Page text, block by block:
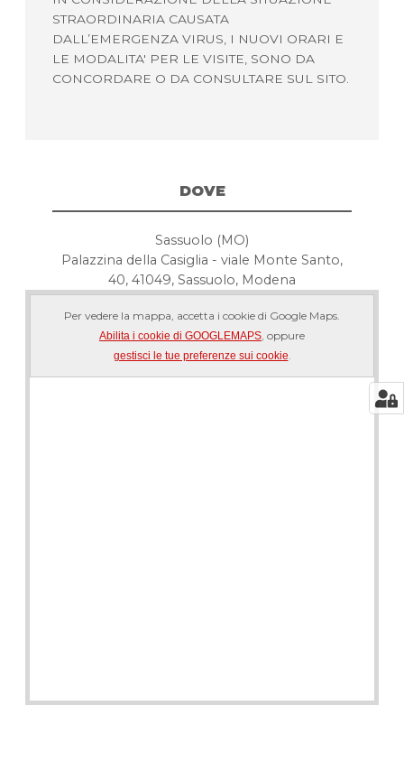
STRAORDINARIA CAUSATA
DALL’EMERGENZA VIRUS, I NUOVI ORARI E
LE MODALITA' PER LE VISITE, SONO DA
CONCORDARE O DA CONSULTARE SUL SITO.
DOVE
Sassuolo (MO)
Palazzina della Casiglia - viale Monte Santo,
40, 41049, Sassuolo, Modena
Per vedere la mappa, accetta i cookie di Google Maps.
Abilita i cookie di GOOGLEMAPS, oppure
gestisci le tue preferenze sui cookie.